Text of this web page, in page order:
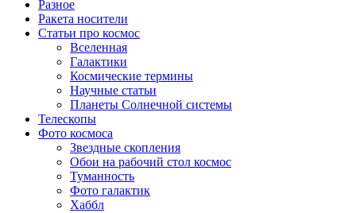
Разное
Ракета носители
Статьи про космос
Вселенная
Галактики
Космические термины
Научные статьи
Планеты Солнечной системы
Телескопы
Фото космоса
Звездные скопления
Обои на рабочий стол космос
Туманность
Фото галактик
Хаббл